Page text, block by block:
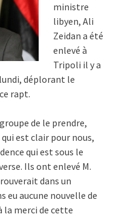
ministre
libyen, Ali
Zeidan a été
enlevé à
Tripoli il y a
déplorant le
rapt.
de le prendre,
est clair pour nous,
qui est sous le
Ils ont enlevé M.
dans un
eu aucune nouvelle de
la merci de cette